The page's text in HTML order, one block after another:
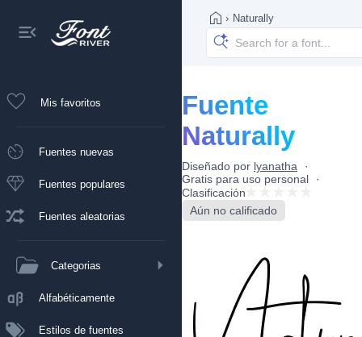
Mis favoritos
Fuentes nuevas
Fuentes populares
Fuentes aleatorias
Categorias
Alfabéticamente
Estilos de fuentes
› Naturally
Fuente
Naturally
Diseñado por lyanatha
Gratis para uso personal
Clasificación
Aún no calificado